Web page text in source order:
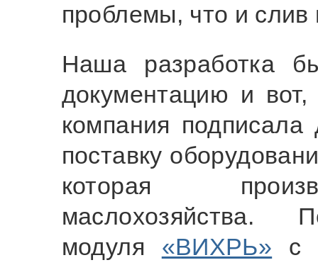
проблемы, что и слив
Наша разработка
документацию и
компания подписала
поставку
которая
маслохозяйства.
модуля «ВИХРЬ» с